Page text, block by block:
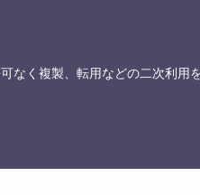
く複製、転用などの二次利用